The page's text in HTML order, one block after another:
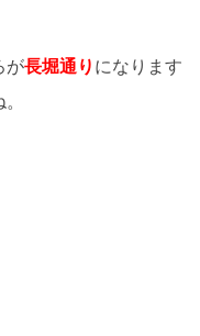
が長堀通り になります